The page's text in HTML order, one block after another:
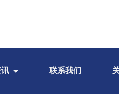
讯 联系我们